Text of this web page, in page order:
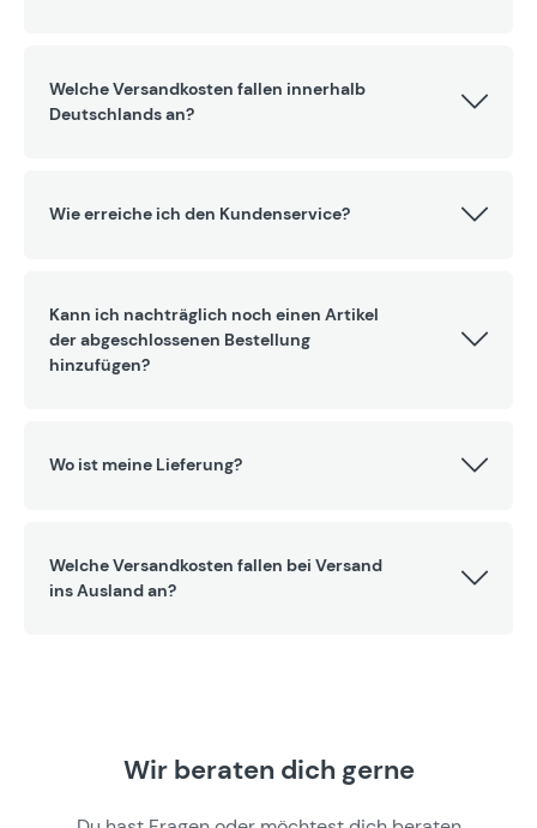
Welche Versandkosten fallen innerhalb
Deutschlands an?
Wie erreiche ich den Kundenservice?
Kann ich nachträglich noch einen Artikel
der abgeschlossenen Bestellung
hinzufügen?
Wo ist meine Lieferung?
Welche Versandkosten fallen bei Versand
ins Ausland an?
Wir beraten dich gerne